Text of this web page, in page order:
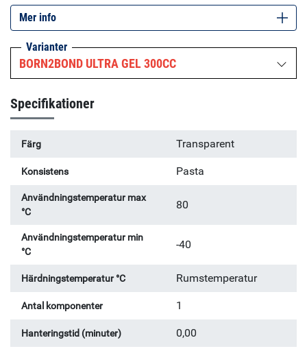
utan att limmet rinner. Noggrant urval av
formuleringsingredienserna säkerställer att produkten inte
lämnar en vita fläckar på det du limmar, speciellt bra då du
ska limma mörka underlag (blommande).
Mer info
Varianter
BORN2BOND ULTRA GEL 300CC
Specifikationer
Färg Transparent
Konsistens Pasta
Användningstemperatur max
°C
80
Användningstemperatur min
°C
-40
Härdningstemperatur °C Rumstemperatur
Antal komponenter 1
Hanteringstid (minuter) 0,00